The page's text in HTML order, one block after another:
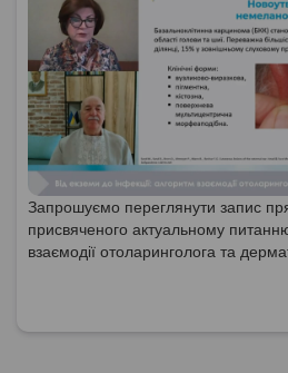
Запрошуємо переглянути запис
присвяченого актуальному
взаємодії отоларинголога та